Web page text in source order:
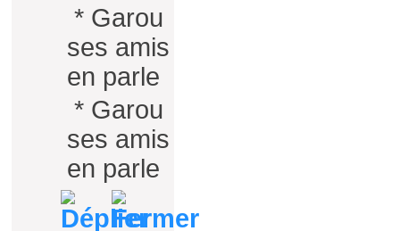
* Garou
ses amis
en parle
* Garou
ses amis
en parle